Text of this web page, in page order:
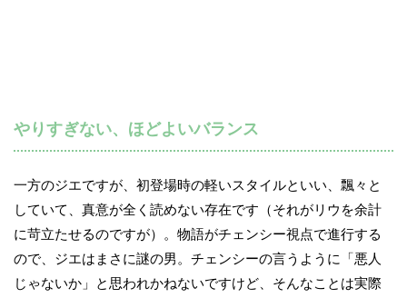
やりすぎない、ほどよいバランス
一方のジエですが、初登場時の軽いスタイルといい、飄々と
していて、真意が全く読めない存在です（それがリウを余計
に苛立たせるのですが）。物語がチェンシー視点で進行する
ので、ジエはまさに謎の男。チェンシーの言うように「悪人
じゃないか」と思われかねないですけど、そんなことは実際